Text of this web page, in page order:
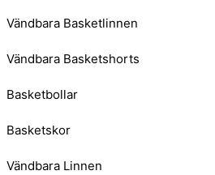
Vändbara Basketlinnen
Vändbara Basketshorts
Basketbollar
Basketskor
Vändbara Linnen